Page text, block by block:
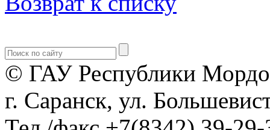
© ГАУ Республики
г. Саранск, ул.